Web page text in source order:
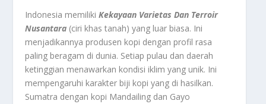
Indonesia memilikiKekayaan Varietas Dan Terroir
Nusantara (ciri khas tanah) yang luar biasa. Ini
menjadikannya produsen kopi dengan profil rasa
paling beragam di dunia. Setiap pulau dan daerah
ketinggian menawarkan kondisi iklim yang unik. Ini
mempengaruhi karakter biji kopi yang di hasilkan.
Sumatra dengan kopi Mandailing dan Gayo